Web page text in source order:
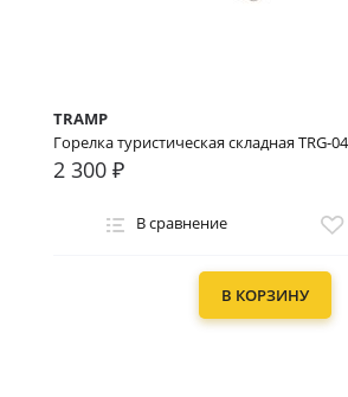
TRAMP
Горелка туристическая складная TRG-
2 300 ₽
В сравнение
В КОРЗИНУ